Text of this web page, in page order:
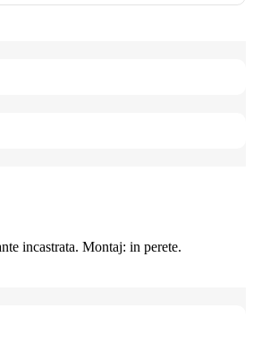
incastrata. Montaj: in perete.